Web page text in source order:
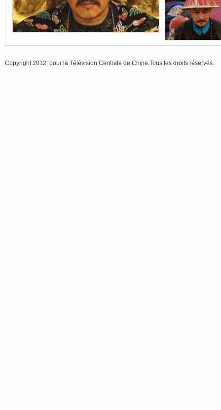
Copyright 2012: pour la Télévision Centrale de Chine.Tous les droits réservés.